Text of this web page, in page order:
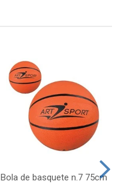
Bola de basquete n.7 75cm